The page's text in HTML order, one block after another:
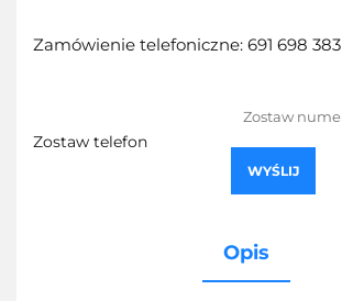
Zamówienie telefoniczne: 691 698 383
Zostaw telefon
WYŚLIJ
Opis